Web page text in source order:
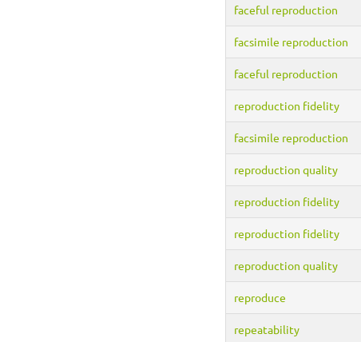
faceful reproduction
facsimile reproduction
faceful reproduction
reproduction fidelity
facsimile reproduction
reproduction quality
reproduction fidelity
reproduction fidelity
reproduction quality
reproduce
repeatability